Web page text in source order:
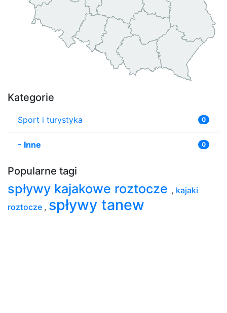
Kategorie
Sport i turystyka 0
- Inne 0
Popularne tagi
spływy kajakowe roztocze , kajaki
roztocze , spływy tanew